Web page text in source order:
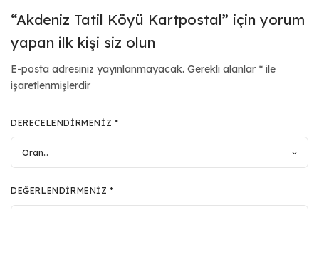
“Akdeniz Tatil Köyü Kartpostal” için yorum
yapan ilk kişi siz olun
E-posta adresiniz yayınlanmayacak. Gerekli alanlar * ile
işaretlenmişlerdir
DERECELENDIRMENIZ *
DEĞERLENDIRMENIZ*